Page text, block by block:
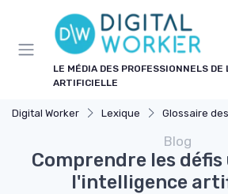
LE MÉDIA DES PROFESSIONNELS
ARTIFICIELLE
Digital Worker Lexique Glossaire des
Blog
Comprendre les défis
l'intelligence